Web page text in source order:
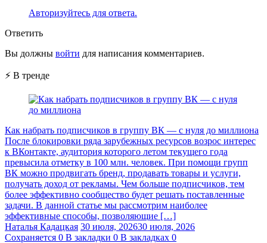
Авторизуйтесь для ответа.
Ответить
Вы должны войти для написания комментариев.
⚡ В тренде
Как набрать подписчиков в группу ВК — с нуля до миллиона
После блокировки ряда зарубежных ресурсов возрос интерес
к ВКонтакте, аудитория которого летом текущего года
превысила отметку в 100 млн. человек. При помощи групп
ВК можно продвигать бренд, продавать товары и услуги,
получать доход от рекламы. Чем больше подписчиков, тем
более эффективно сообщество будет решать поставленные
задачи. В данной статье мы рассмотрим наиболее
эффективные способы, позволяющие […]
Наталья Кадацкая 30 июля, 202630 июля, 2026
Сохраняется 0 В закладки 0 В закладках 0